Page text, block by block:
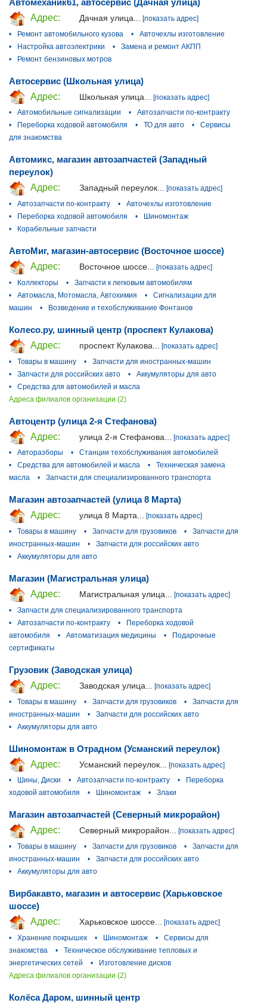
Адрес:
Дачная улица...
[показать адрес]
•
Ремонт автомобильного кузова •
Авточехлы изготовление
•
Настройка автоэлектрики •
Замена и ремонт АКПП
•
Ремонт бензиновых мотров
Автосервис (Школьная улица)
Адрес:
Школьная улица...
[показать адрес]
•
Автомобильные сигнализации •
Автозапчасти по-контракту
•
Переборка ходовой автомобиля • ТО для авто •
Сервисы
для знакомства
Автомикс, магазин автозапчастей (Западный
переулок)
Адрес:
Западный переулок... [показать адрес]
•
Автозапчасти по-контракту •
Авточехлы изготовление
•
Переборка ходовой автомобиля •
Шиномонтаж
•
Корабельные запчасти
АвтоМиг, магазин-автосервис (Восточное шоссе)
Адрес:
Восточное шоссе...
[показать адрес]
•
Коллекторы •
Запчасти к легковым автомобилям
•
Автомасла, Мотомасла, Автохимия •
Сигнализации для
машин
• Возведение и техобслуживание Фонтанов
Колесо.ру, шинный центр (проспект Кулакова)
Адрес:
проспект Кулакова...
[показать адрес]
•
Товары в машину •
Запчасти для иностранных-машин
•
Запчасти для российских авто •
Аккумуляторы для авто
•
Средства для автомобилей и масла
Адреса филиалов организации (2)
Автоцентр (улица 2-я Стефанова)
Адрес:
улица 2-я Стефанова...
[показать адрес]
•
Авторазборы •
Станции техобслуживания автомобилей
•
Средства для автомобилей и масла •
Техническая замена
масла
• Запчасти для специализированного транспорта
Магазин автозапчастей (улица 8 Марта)
Адрес:
улица 8 Марта... [показать адрес]
•
Товары в машину • Запчасти для грузовиков •
Запчасти для
иностранных-машин
•
Запчасти для российских авто
•
Аккумуляторы для авто
Магазин (Магистральная улица)
Адрес:
Магистральная улица...
[показать адрес]
•
Запчасти для специализированного транспорта
•
Автозапчасти по-контракту •
Переборка ходовой
автомобиля
• Автоматизация медицины •
Подарочные
сертификаты
Грузовик (Заводская улица)
Адрес:
Заводская улица...
[показать адрес]
•
Товары в машину • Запчасти для грузовиков •
Запчасти для
иностранных-машин
•
Запчасти для российских авто
•
Аккумуляторы для авто
Шиномонтаж в Отрадном (Усманский переулок)
Адрес:
Усманский переулок...
[показать адрес]
•
Шины, Диски • Автозапчасти по-контракту •
Переборка
ходовой автомобиля
• Шиномонтаж • Злаки
Магазин автозапчастей (Северный микрорайон)
Адрес:
Северный микрорайон... [показать адрес]
•
Товары в машину • Запчасти для грузовиков •
Запчасти для
иностранных-машин
•
Запчасти для российских авто
•
Аккумуляторы для авто
Вирбакавто, магазин и автосервис (Харьковское
шоссе)
Адрес:
Харьковское шоссе... [показать адрес]
•
Хранение покрышек • Шиномонтаж •
Сервисы для
знакомства
•
Техническое обслуживание тепловых и
энергетических сетей
•
Изготовление дисков
Адреса филиалов организации (2)
Колёса Даром, шинный центр